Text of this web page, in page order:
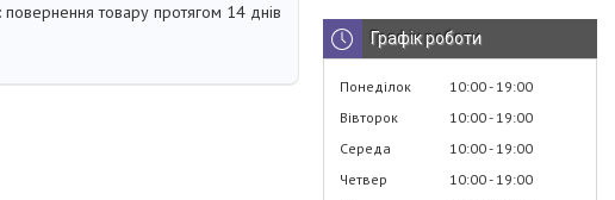
повернення товару протягом 14 днів
Графік роботи
Понеділок 10:00 19:00
Вівторок
10:00 19:00
Середа
10:00 19:00
Четвер
10:00 19:00